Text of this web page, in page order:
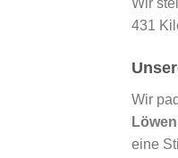
Wir
431
Wir
eine